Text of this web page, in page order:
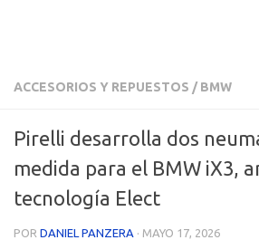
ACCESORIOS Y REPUESTOS / BMW
Pirelli desarrolla dos
medida para el BMW iX3,
tecnología Elect
POR DANIEL PANZERA · MAYO 17, 2026